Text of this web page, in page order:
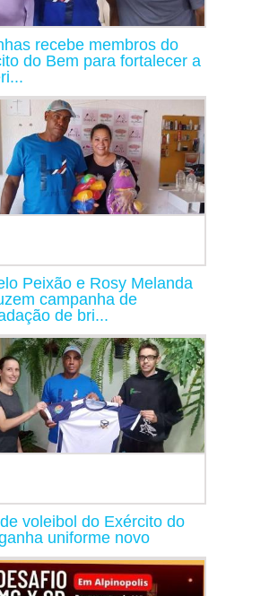
recebe membros do
do Bem para fortalecer a
Peixão e Rosy Melanda
campanha de
de bri...
voleibol do Exército do
uniforme novo